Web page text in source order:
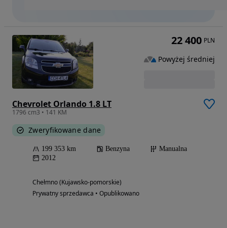
Chevrolet Orlando 1.8 LT
1796 cm3 • 141 KM
Zweryfikowane dane
199 353 km Benzyna
Manualna
2012
Chełmno (Kujawsko-pomorskie)
Prywatny sprzedawca • Opublikowano
22 400 PLN
Powyżej średniej